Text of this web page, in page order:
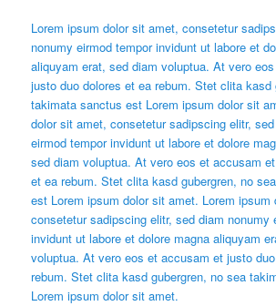
Lorem ipsum dolor sit amet, consetetur
nonumy eirmod tempor invidunt ut labore et
aliquyam erat, sed diam voluptua. At vero
justo duo dolores et ea rebum. Stet clita kasd
takimata sanctus est Lorem ipsum dolor sit
dolor sit amet, consetetur sadipscing elitr,
eirmod tempor invidunt ut labore et dolore
sed diam voluptua. At vero eos et accusam
et ea rebum. Stet clita kasd gubergren, no
est Lorem ipsum dolor sit amet. Lorem ipsum
consetetur sadipscing elitr, sed diam nonumy
invidunt ut labore et dolore magna aliquyam
voluptua. At vero eos et accusam et justo
rebum. Stet clita kasd gubergren, no sea
Lorem ipsum dolor sit amet.